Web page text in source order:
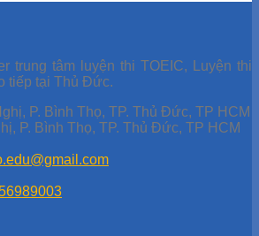
trung tâm luyện thi TOEIC, Luyện thi
tiếp tại Thủ Đức.
P. Bình Thọ, TP. Thủ Đức, TP HCM
P. Bình Thọ, TP. Thủ Đức, TP HCM